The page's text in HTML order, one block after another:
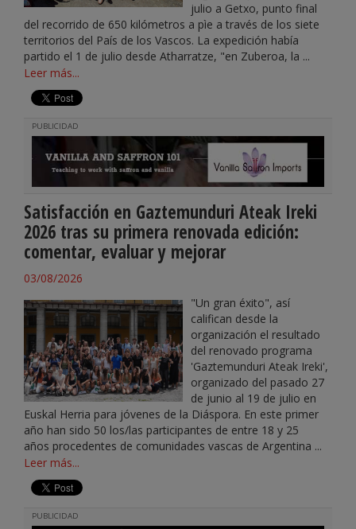
julio a Getxo, punto final
del recorrido de 650 kilómetros a pìe a través de los siete
territorios del País de los Vascos. La expedición había
partido el 1 de julio desde Atharratze, "en Zuberoa, la ...
Leer más...
PUBLICIDAD
Satisfacción en Gaztemunduri Ateak Ireki
2026 tras su primera renovada edición:
comentar, evaluar y mejorar
03/08/2026
"Un gran éxito", así
califican desde la
organización el resultado
del renovado programa
'Gaztemunduri Ateak Ireki',
organizado del pasado 27
de junio al 19 de julio en
Euskal Herria para jóvenes de la Diáspora. En este primer
año han sido 50 los/las participantes de entre 18 y 25
años procedentes de comunidades vascas de Argentina ...
Leer más...
PUBLICIDAD